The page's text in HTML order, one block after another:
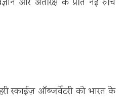
और अंतरिक्ष के प्रति नई रुचि
स्काईज़ ऑब्जर्वेटरी को भारत के